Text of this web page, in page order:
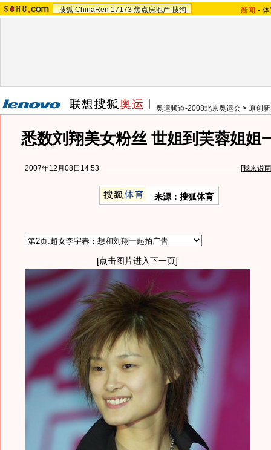
搜狐 ChinaRen 17173 焦点房地产 搜狗 新闻 -
奥运频道-2008北京奥运会 > 原创
悉数刘翔美女粉丝 世姐到芙蓉姐姐
2007年12月08日14:53 [我来说
来源：搜狐体育
[点击图片进入下一页]